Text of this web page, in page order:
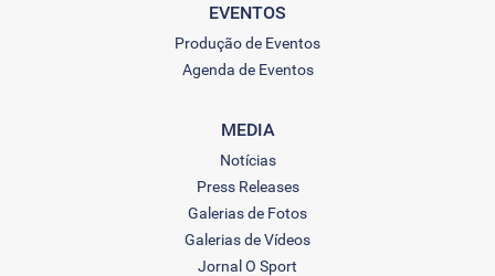
EVENTOS
Produção de Eventos
Agenda de Eventos
MEDIA
Notícias
Press Releases
Galerias de Fotos
Galerias de Vídeos
Jornal O Sport